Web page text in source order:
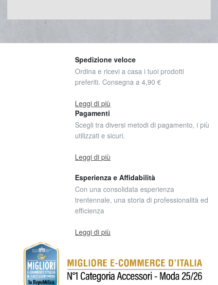
Spedizione veloce
Ordina e ricevi a casa i tuoi prodotti
preferiti. Consegna a 4,90 €
Leggi di più
Pagamenti
Scegli tra diversi metodi di pagamento, i più
utilizzati e sicuri.
Leggi di più
Esperienza e Affidabilità
Con una consolidata esperienza
trentennale, una storia di professionalità ed
efficienza
Leggi di più